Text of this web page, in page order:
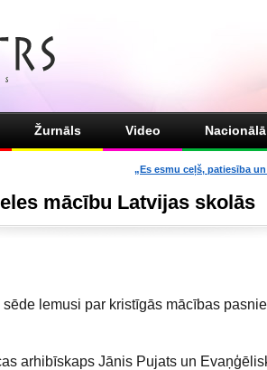
Žurnāls Video
„Es esmu ceļš, patiesība
mācību Latvijas skolās
lemusi par kristīgās mācības
arhibīskaps Jānis Pujats un